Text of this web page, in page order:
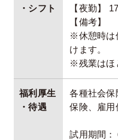
・シフト
【夜勤】
【備考】
※休憩時は
けます。
※残業はほ
福利厚生
・待遇
各種社会保
保険、雇用
試用期間：